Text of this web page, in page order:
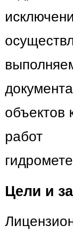
объектов
работ
Цели и